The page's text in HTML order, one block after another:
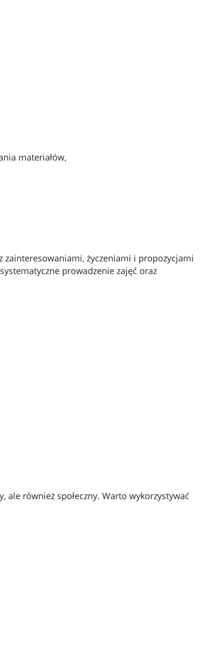
materiałów,
zainteresowaniami, życzeniami i propozycjami
prowadzenie zajęć oraz
ale również społeczny. Warto wykorzystywać